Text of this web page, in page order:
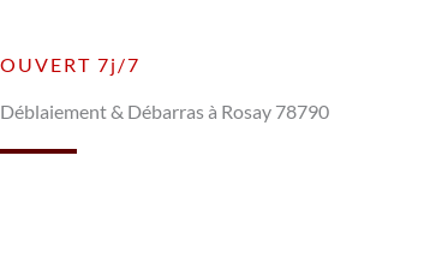
OUVERT 7j/7
Déblaiement & Débarras à Rosay 78790